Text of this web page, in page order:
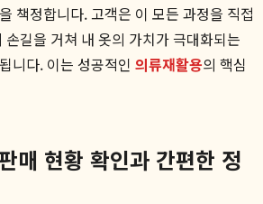
책정합니다. 고객은 이 모든 과정을 직접
길을 거쳐 내 옷의 가치가 극대화되는
니다. 이는 성공적인 의류재활용의 핵심
매 현황 확인과 간편한 정